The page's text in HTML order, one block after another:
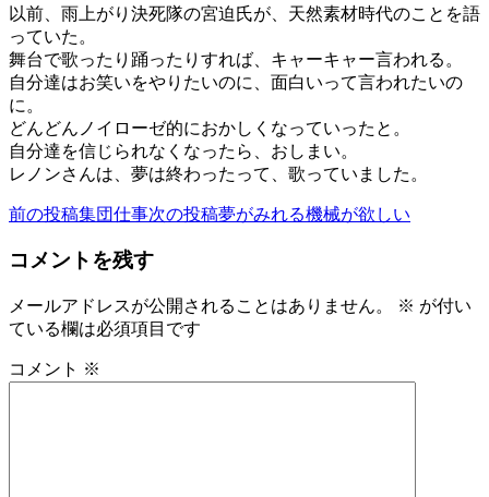
以前、雨上がり決死隊の宮迫氏が、天然素材時代のことを語
っていた。
舞台で歌ったり踊ったりすれば、キャーキャー言われる。
自分達はお笑いをやりたいのに、面白いって言われたいの
に。
どんどんノイローゼ的におかしくなっていったと。
自分達を信じられなくなったら、おしまい。
レノンさんは、夢は終わったって、歌っていました。
投
稿
ビ
ゲ
前の投稿集団仕事次の投稿夢がみれる機械が欲しい
コメントを残す
メールアドレスが公開されることはありません。 ※ が付い
ている欄は必須項目です
コメント ※